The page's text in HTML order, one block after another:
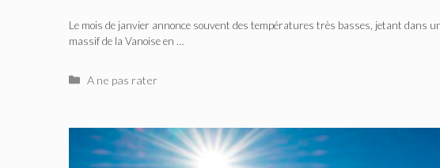
Le mois de janvier annonce souvent des températures très basses, jetant dans
massif de la Vanoise en …
Catégories
A ne pas rater